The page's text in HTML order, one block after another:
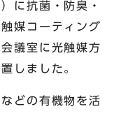
に抗菌・防臭・
媒コーティング
議室に光触媒方
しました。
どの有機物を活